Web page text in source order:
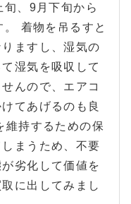
旬、9月下旬から
着物を吊るすと
ますし、湿気の
湿気を吸収して
んので、エアコ
てあげるのも良
維持するための保
まうため、不要
劣化して価値を
に出してみまし